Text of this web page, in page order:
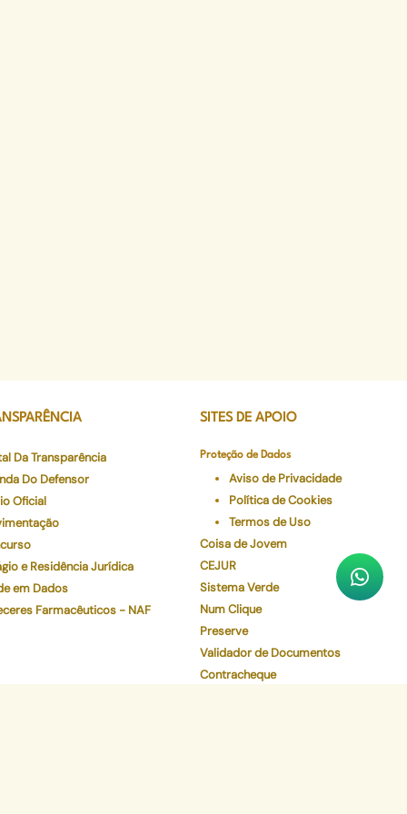
Da Transparência
Do Defensor
Oficial
e Residência Jurídica
em Dados
Farmacêuticos - NAF
SITES DE APOIO
Proteção de Dados
Aviso de Privacidade
Política de Cookies
Termos de Uso
Coisa de Jovem
CEJUR
Sistema Verde
Num Clique
Preserve
Validador de Documentos
Contracheque